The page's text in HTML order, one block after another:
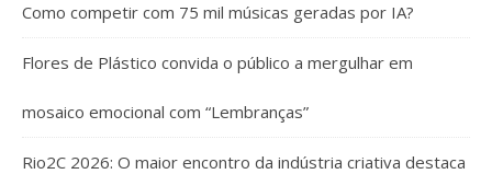
Como competir com 75 mil músicas geradas por IA?
Flores de Plástico convida o público a mergulhar em
mosaico emocional com “Lembranças”
Rio2C 2026: O maior encontro da indústria criativa destaca